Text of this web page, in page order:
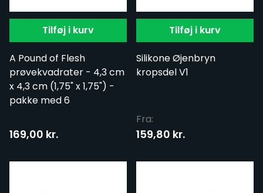
Tilføj i kurv
A Pound of Flesh
prøvekvadrater - 4,3 cm
x 4,3 cm (1,75" x 1,75") -
pakke med 6
169,00 kr.
Tilføj i kurv
Silikone Øjenbryn
kropsdel V1
Fra:
159,80 kr.